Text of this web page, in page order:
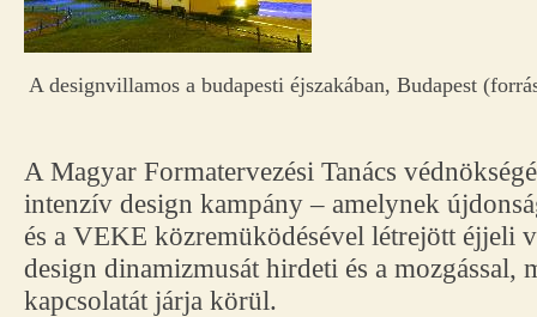
A designvillamos a budapesti éjszakában, Budapest
A Magyar Formatervezési Tanács
intenzív design kampány – amelynek
és a VEKE közremüködésével létrejött éjjeli
design dinamizmusát hirdeti és a mozgással,
kapcsolatát járja körül.